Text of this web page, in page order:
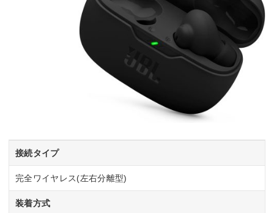
接続タイプ
完全ワイヤレス(左右分離型)
装着方式